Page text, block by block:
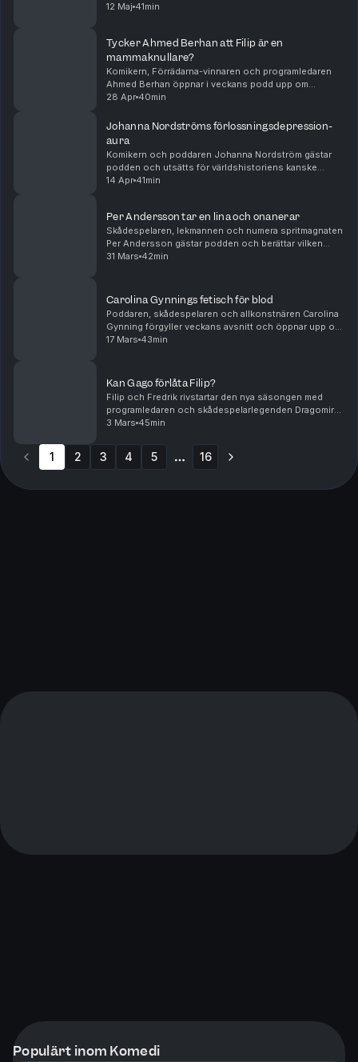
berättar sanningen bakom den virala Skavlanpanelen,
12 Maj 41min
Tycker Ahmed Berhan att Filip är en
mammaknullare?
Komikern, Förrädarna-vinnaren och programledaren
Ahmed Berhan öppnar i veckans podd upp om
autismryktena och varför han kallade Filip för
allvarli...
28 Apr 40min
Johanna Nordströms förlossningsdepression-
aura
Komikern och poddaren Johanna Nordström gästar
podden och utsätts för världshistoriens kanske
sämsta föräldra-peptalk, berättar om Edvins ständiga
14 Apr 41min
Per Andersson tar en lina och onanerar
Skådespelaren, lekmannen och numera spritmagnaten
Per Andersson gästar podden och berättar vilken
kändis som var roligast att bära ut från krogen, varför
31 Mars 42min
Carolina Gynnings fetisch för blod
Poddaren, skådespelaren och allkonstnären Carolina
Gynning förgyller veckans avsnitt och öppnar upp om
hennes märkliga bok med Alex Schulman, Lucia-
17 Mars 43min
Kan Gago förlåta Filip?
Filip och Fredrik rivstartar den nya säsongen med
programledaren och skådespelarlegenden Dragomir
"Gago" Mrsic. Han berättar om sitt nya liv som folkkär,
3 Mars 45min
1 2 3 4 5 16
Populärt inom Komedi